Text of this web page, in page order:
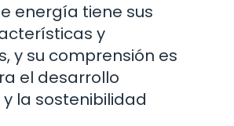
energía tiene sus
y
y su comprensión es
el desarrollo
la sostenibilidad